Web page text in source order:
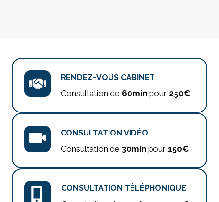
RENDEZ-VOUS CABINET
Consultation de 60min pour 250€
CONSULTATION VIDÉO
Consultation de 30min pour 150€
CONSULTATION TÉLÉPHONIQUE